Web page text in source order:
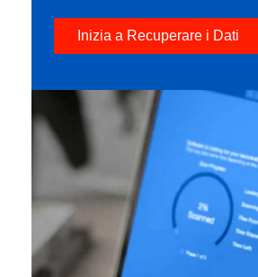
Inizia a Recuperare i Dati